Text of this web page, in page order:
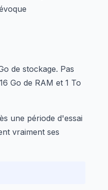
de stockage. Pas
Go de RAM et 1 To
une période d'essai
vraiment ses